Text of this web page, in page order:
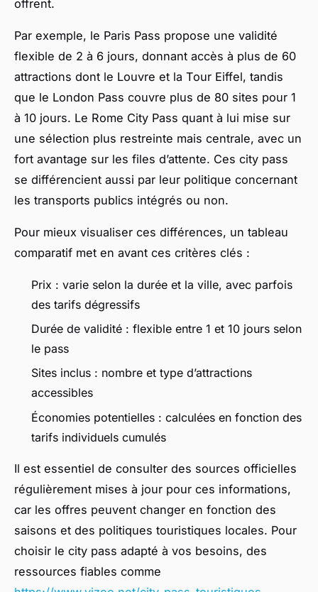
offrent.
Par exemple, le Paris Pass propose une validité
flexible de 2 à 6 jours, donnant accès à plus de 60
attractions dont le Louvre et la Tour Eiffel, tandis
que le London Pass couvre plus de 80 sites pour 1
à 10 jours. Le Rome City Pass quant à lui mise sur
une sélection plus restreinte mais centrale, avec un
fort avantage sur les files d’attente. Ces city pass
se différencient aussi par leur politique concernant
les transports publics intégrés ou non.
Pour mieux visualiser ces différences, un tableau
comparatif met en avant ces critères clés :
Prix : varie selon la durée et la ville, avec parfois
des tarifs dégressifs
Durée de validité : flexible entre 1 et 10 jours selon
le pass
Sites inclus : nombre et type d’attractions
accessibles
Économies potentielles : calculées en fonction des
tarifs individuels cumulés
Il est essentiel de consulter des sources officielles
régulièrement mises à jour pour ces informations,
car les offres peuvent changer en fonction des
saisons et des politiques touristiques locales. Pour
choisir le city pass adapté à vos besoins, des
ressources fiables comme